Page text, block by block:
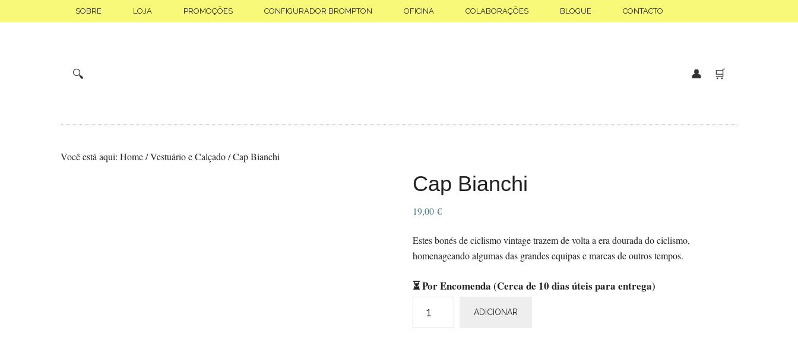
to
para
SOBRE LOJA PROMOÇÕES CONFIGURADOR BROMPTON OFICINA COLABORAÇÕES BLOGUE CONTACTO
🔍 👤 🛒
Você está aqui: Home/Vestuário e Calçado/Cap Bianchi
Cap Bianchi
19,00 €
Estes bonés de ciclismo vintage trazem de volta a era dourada do ciclismo,
homenageando algumas das grandes equipas e marcas de outros tempos.
⏳ Por Encomenda (Cerca de 10 dias úteis para entrega)
ADICIONAR